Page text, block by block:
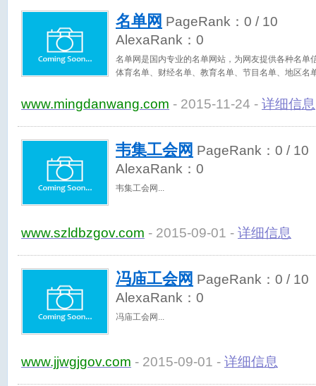
名单网 PageRank： 0 / 10
AlexaRank： 0
名单网是国内专业的名单网站，为网友提供各种名单
体育名单、财经名单、教育名单、节目名单、地区名
www.mingdanwang.com - 2015-11-24 - 详细信息
韦集工会网 PageRank： 0 / 10
AlexaRank： 0
韦集工会网
www.szldbzgov.com - 2015-09-01 - 详细信息
冯庙工会网 PageRank： 0 / 10
AlexaRank： 0
冯庙工会网
www.jjwgjgov.com - 2015-09-01 - 详细信息